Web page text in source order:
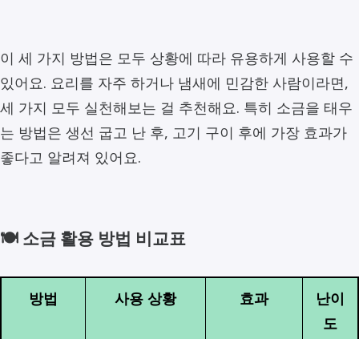
이 세 가지 방법은 모두 상황에 따라 유용하게 사용할 수
있어요. 요리를 자주 하거나 냄새에 민감한 사람이라면,
세 가지 모두 실천해보는 걸 추천해요. 특히 소금을 태우
는 방법은 생선 굽고 난 후, 고기 구이 후에 가장 효과가
좋다고 알려져 있어요.
🍽️ 소금 활용 방법 비교표
방법 사용 상황 효과
난이
도